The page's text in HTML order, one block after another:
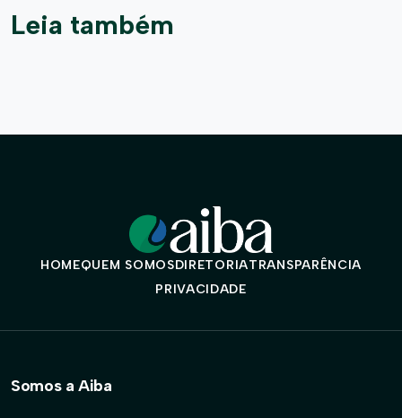
Leia também
HOMEQUEM SOMOSDIRETORIATRANSPARÊNCIA
PRIVACIDADE
Somos a Aiba